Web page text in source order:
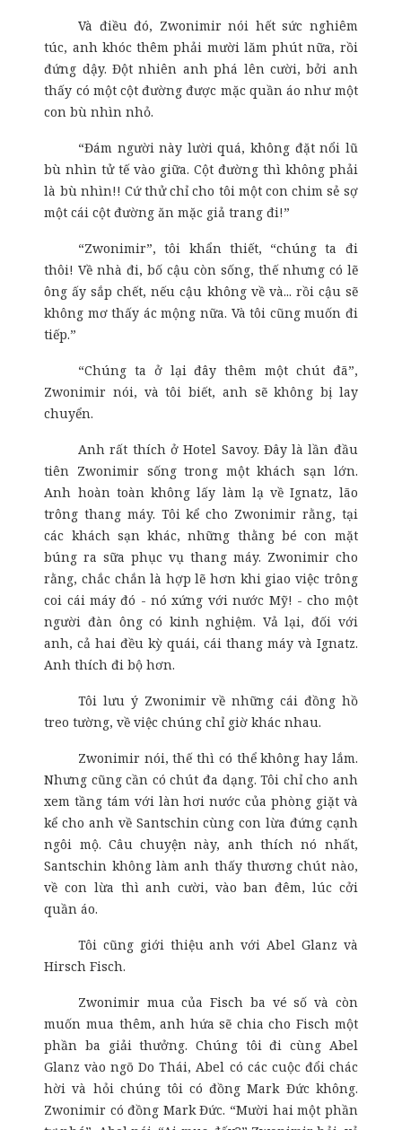
Và điều đó, Zwonimir nói hết sức nghiêm
túc, anh khóc thêm phải mười lăm phút nữa, rồi
đứng dậy. Đột nhiên anh phá lên cười, bởi anh
thấy có một cột đường được mặc quần áo như một
con bù nhìn nhỏ.
“Đám người này lười quá, không đặt nổi lũ
bù nhìn tử tế vào giữa. Cột đường thì không phải
là bù nhìn!! Cứ thử chỉ cho tôi một con chim sẻ sợ
một cái cột đường ăn mặc giả trang đi!”
“Zwonimir”, tôi khẩn thiết, “chúng ta đi
thôi! Về nhà đi, bố cậu còn sống, thế nhưng có lẽ
ông ấy sắp chết, nếu cậu không về và... rồi cậu sẽ
không mơ thấy ác mộng nữa. Và tôi cũng muốn đi
tiếp.”
“Chúng ta ở lại đây thêm một chút đã”,
Zwonimir nói, và tôi biết, anh sẽ không bị lay
chuyển.
Anh rất thích ở Hotel Savoy. Đây là lần đầu
tiên Zwonimir sống trong một khách sạn lớn.
Anh hoàn toàn không lấy làm lạ về Ignatz, lão
trông thang máy. Tôi kể cho Zwonimir rằng, tại
các khách sạn khác, những thằng bé con mặt
búng ra sữa phục vụ thang máy. Zwonimir cho
rằng, chắc chắn là hợp lẽ hơn khi giao việc trông
coi cái máy đó - nó xứng với nước Mỹ! - cho một
người đàn ông có kinh nghiệm. Vả lại, đối với
anh, cả hai đều kỳ quái, cái thang máy và Ignatz.
Anh thích đi bộ hơn.
Tôi lưu ý Zwonimir về những cái đồng hồ
treo tường, về việc chúng chỉ giờ khác nhau.
Zwonimir nói, thế thì có thể không hay lắm.
Nhưng cũng cần có chút đa dạng. Tôi chỉ cho anh
xem tầng tám với làn hơi nước của phòng giặt và
kể cho anh về Santschin cùng con lừa đứng cạnh
ngôi mộ. Câu chuyện này, anh thích nó nhất,
Santschin không làm anh thấy thương chút nào,
về con lừa thì anh cười, vào ban đêm, lúc cởi
quần áo.
Tôi cũng giới thiệu anh với Abel Glanz và
Hirsch Fisch.
Zwonimir mua của Fisch ba vé số và còn
muốn mua thêm, anh hứa sẽ chia cho Fisch một
phần ba giải thưởng. Chúng tôi đi cùng Abel
Glanz vào ngõ Do Thái, Abel có các cuộc đổi chác
hời và hỏi chúng tôi có đồng Mark Đức không.
Zwonimir có đồng Mark Đức. “Mười hai một phần